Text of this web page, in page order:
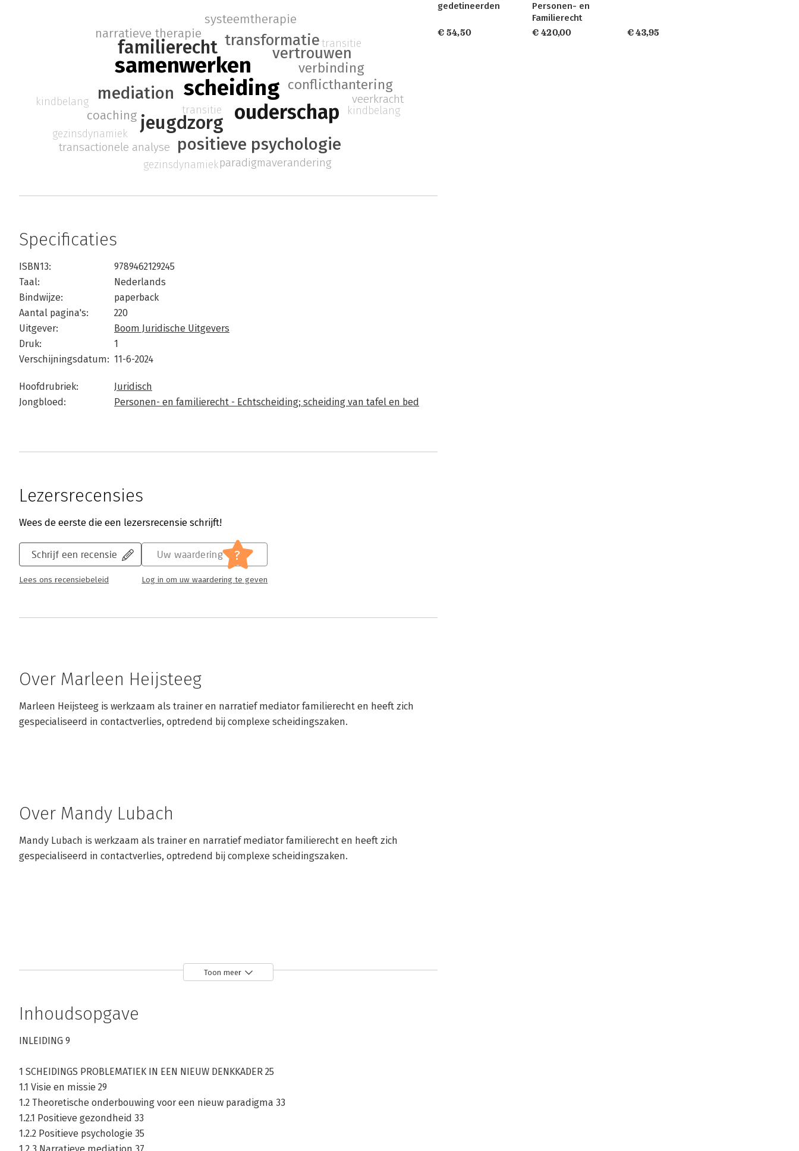
scheiding
samenwerken
ouderschap
jeugdzorg
familierecht
mediation
positieve psychologie
transformatie
vertrouwen
verbinding
conflicthantering
narratieve therapie
systeemtherapie
coaching
paradigmaverandering
transactionele analyse
veerkracht
gezinsdynamiek
kindbelang
transitie
gezinsdynamiek
kindbelang
transitie
Specificaties
ISBN13:
9789462129245
Taal:
Nederlands
Bindwijze:
paperback
Aantal pagina's:
220
Uitgever:
Boom Juridische Uitgevers
Druk:
1
Verschijningsdatum: 11-6-2024
Hoofdrubriek:
Juridisch
Jongbloed:
Personen- en familierecht - Echtscheiding; scheiding van tafel en bed
Lezersrecensies
Wees de eerste die een lezersrecensie schrijft!
Schrijf een recensie
Lees ons recensiebeleid
Uw waardering ?
Log in om uw waardering te geven
Over Marleen Heijsteeg
Marleen Heijsteeg is werkzaam als trainer en narratief mediator familierecht en heeft zich
gespecialiseerd in contactverlies, optredend bij complexe scheidingszaken.
Over Mandy Lubach
Mandy Lubach is werkzaam als trainer en narratief mediator familierecht en heeft zich
gespecialiseerd in contactverlies, optredend bij complexe scheidingszaken.
Toon meer
Inhoudsopgave
INLEIDING 9
1 SCHEIDINGS PROBLEMATIEK IN EEN NIEUW DENKKADER 25
1.1 Visie en missie 29
1.2 Theoretische onderbouwing voor een nieuw paradigma 33
1.2.1 Positieve gezondheid 33
1.2.2 Positieve psychologie 35
gedetineerden
€ 54,50
Personen- en
Familierecht
€ 420,00
€ 43,95